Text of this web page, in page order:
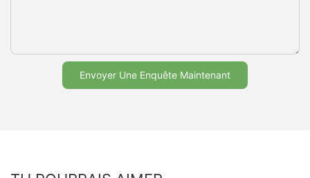
Envoyer Une Enquête Maintenant